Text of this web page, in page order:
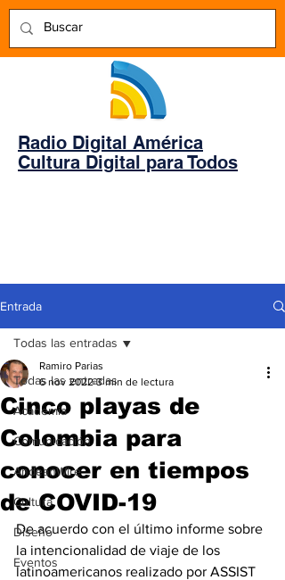
Radio Digital América
Cultura Digital para Todos
Entrada
Todas las entradas
Academia
Comunicación
AndeanWire
Cultura
Diseño
Eventos
Todas las entradas
Cinco playas de
Colombia para
conocer en tiempos
de COVID-19
Ramiro Parias
6 nov 2022 3 min de lectura
De acuerdo con el último informe sobre
la intencionalidad de viaje de los
latinoamericanos realizado por ASSIST